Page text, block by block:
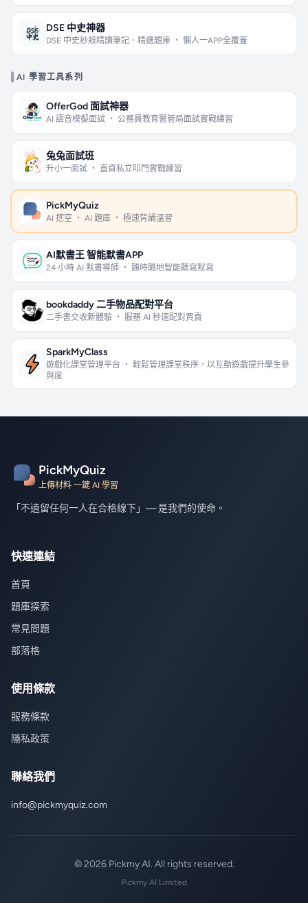
DSE 中史神器
DSE 中史秒殺精讀筆記．精選題庫 ・ 懶人一APP全覆蓋
AI 學習工具系列
OfferGod 面試神器
AI 語音模擬面試 ・ 公務員教育醫管局面試實戰練習
兔兔面試班
升小一面試 ・ 直資私立叩門實戰練習
PickMyQuiz
AI 挖空 ・ AI 題庫 ・ 極速背誦溫習
AI默書王 智能默書APP
24 小時 AI 默書導師 ・ 隨時隨地智能聽寫默寫
bookdaddy 二手物品配對平台
二手書交收新體驗 ・ 服務 AI 秒速配對買賣
SparkMyClass
遊戲化課堂管理平台 ・ 輕鬆管理課堂秩序，以互動遊戲提升學生參
與度
PickMyQuiz
上傳材料 一鍵 AI 學習
「不遺留任何一人在合格線下」— 是我們的使命。
快速連結
首頁
題庫探索
常見問題
部落格
使用條款
服務條款
隱私政策
聯絡我們
info@pickmyquiz.com
© 2026 Pickmy AI. All rights reserved.
Pickmy AI Limited